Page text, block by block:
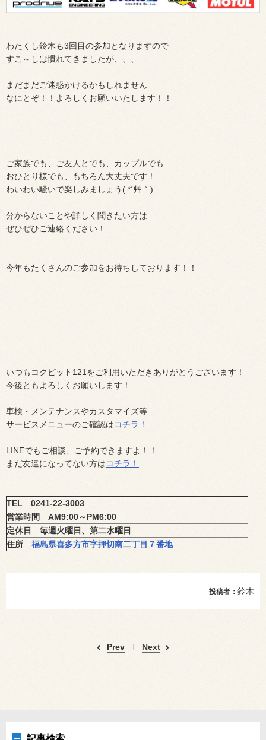
わたくし鈴木も3回目の参加となりますので
すこ～しは慣れてきましたが、、、
まだまだご迷惑かけるかもしれません
なにとぞ！！よろしくお願いいたします！！
ご家族でも、ご友人とでも、カップルでも
おひとり様でも、もちろん大丈夫です！
わいわい騒いで楽しみましょう( *´艸｀)
分からないことや詳しく聞きたい方は
ぜひぜひご連絡ください！
今年もたくさんのご参加をお待ちしております！！
いつもコクピット 121をご利用いただきありがとうございます！
今後ともよろしくお願いします！
車検・メンテナンスやカスタマイズ等
サービスメニューのご確認はコチラ！
LINEでもご相談、ご予約できますよ！！
まだ友達になってない方はコチラ！
TEL
0241-22-3003
営業時間 AM9:00～PM6:00
定休日 毎週火曜日、第二水曜日
住所 福島県喜多方市字押切南二丁目７番地
投稿者： 鈴木
Prev Next